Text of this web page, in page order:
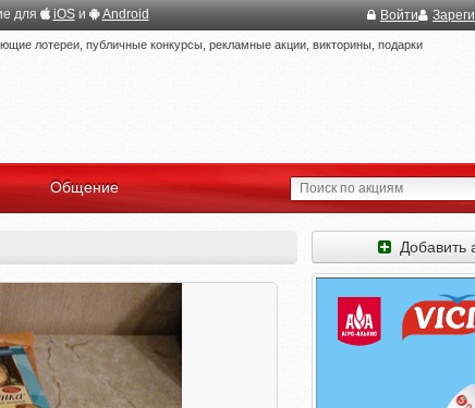
для iOSи Android Войти
лотереи, публичные конкурсы, рекламные акции, викторины, подарки
Общение
Добавить